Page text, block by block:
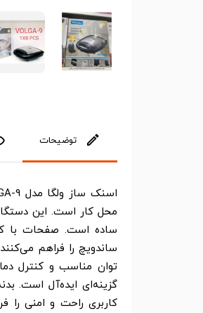
توضیحات
محل کار است. این
ساندویچ را فراهم
توان مناسب و کنترل
گزینه‌ای ایده‌آل است.
کاربری راحت و امنی را